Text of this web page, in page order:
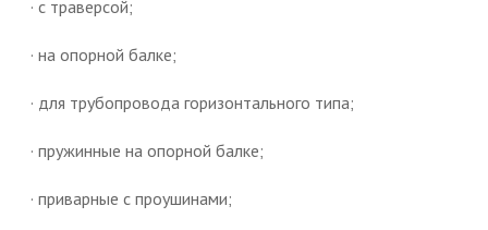
· с траверсой;
· на опорной балке;
· для трубопровода горизонтального типа;
· пружинные на опорной балке;
· приварные с проушинами;